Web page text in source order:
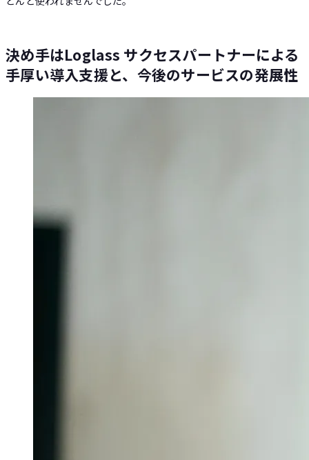
決め手はLoglass サクセスパートナーによる
手厚い導入支援と、今後のサービスの発展性